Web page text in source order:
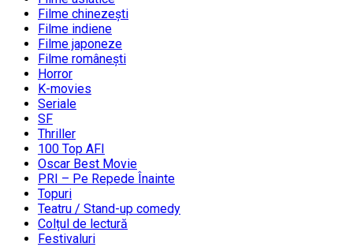
Filme chinezești
Filme indiene
Filme japoneze
Filme românești
Horror
K-movies
Seriale
SF
Thriller
100 Top AFI
Oscar Best Movie
PRI – Pe Repede Înainte
Topuri
Teatru / Stand-up comedy
Colțul de lectură
Festivaluri